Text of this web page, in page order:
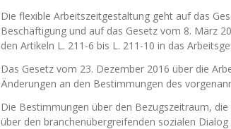
Die flexible Arbeitszeitgestaltung geht auf das
Beschäftigung und auf das Gesetz vom 8. März
den Artikeln L. 211-6 bis L. 211-10 in das
Das Gesetz vom 23. Dezember 2016 über die
Änderungen an den Bestimmungen des
Die Bestimmungen über den Bezugszeitraum,
über den branchenübergreifenden sozialen